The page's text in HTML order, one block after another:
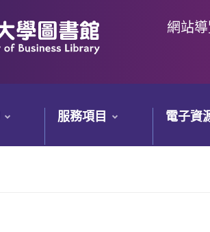
網站導
服務項目 電子資